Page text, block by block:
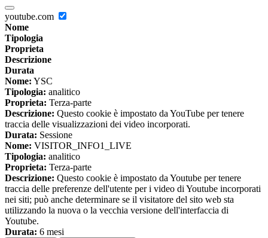
youtube.com
Nome
Tipologia
Proprieta
Descrizione
Durata
Nome: YSC
Tipologia: analitico
Proprieta: Terza-parte
Descrizione: Questo cookie è impostato da YouTube per tenere
traccia delle visualizzazioni dei video incorporati.
Durata: Sessione
Nome: VISITOR_INFO1_LIVE
Tipologia: analitico
Proprieta: Terza-parte
Descrizione: Questo cookie è impostato da Youtube per tenere
traccia delle preferenze dell'utente per i video di Youtube incorporati
nei siti; può anche determinare se il visitatore del sito web sta
utilizzando la nuova o la vecchia versione dell'interfaccia di
Youtube.
Durata: 6 mesi